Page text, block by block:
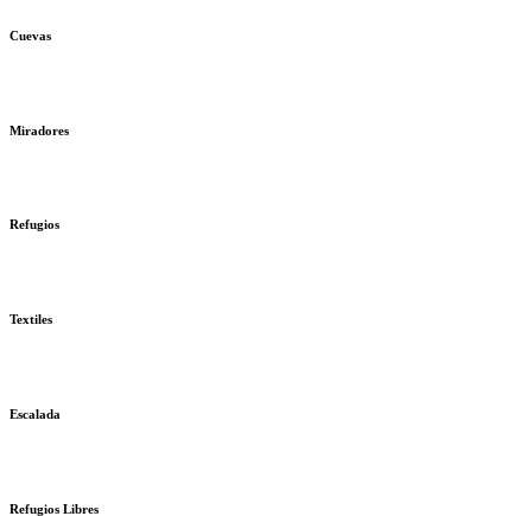
Cuevas
Miradores
Refugios
Textiles
Escalada
Refugios Libres